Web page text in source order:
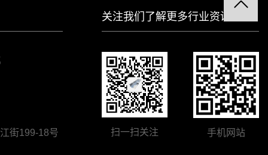
街199-18号
关注我们了解更多行业资讯
扫一扫关注 手机网站